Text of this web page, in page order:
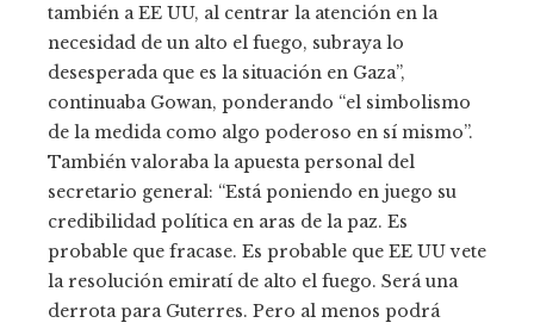
también a EE UU, al centrar la atención en la
necesidad de un alto el fuego, subraya lo
desesperada que es la situación en Gaza”,
continuaba Gowan, ponderando “el simbolismo
de la medida como algo poderoso en sí mismo”.
También valoraba la apuesta personal del
secretario general: “Está poniendo en juego su
credibilidad política en aras de la paz. Es
probable que fracase. Es probable que EE UU vete
la resolución emiratí de alto el fuego. Será una
derrota para Guterres. Pero al menos podrá